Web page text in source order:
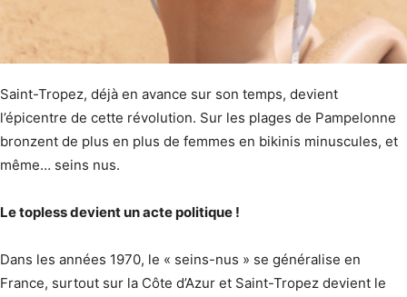
Saint-Tropez, déjà en avance sur son temps, devient
l’épicentre de cette révolution. Sur les plages de Pampelonne
bronzent de plus en plus de femmes en bikinis minuscules, et
même… seins nus.
Le topless devient un acte politique !
Dans les années 1970, le « seins-nus » se généralise en
France, surtout sur la Côte d’Azur et Saint-Tropez devient le